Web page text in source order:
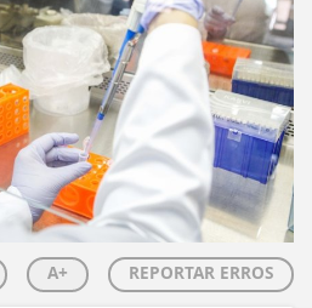
A+ REPORTAR ERROS